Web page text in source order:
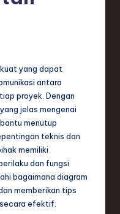
yang dapat
antara
proyek. Dengan
jelas mengenai
menutup
teknis dan
memiliki
dan fungsi
bagaimana diagram
memberikan tips
efektif.